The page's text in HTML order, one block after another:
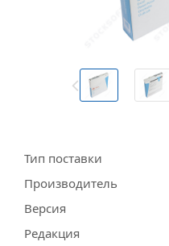
Тип поставки
Производитель
Версия
Редакция